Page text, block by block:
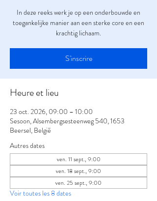
In deze reeks werk je op een onderbouwde en
toegankelijke manier aan een sterke core en een
krachtig lichaam.
S'inscrire
Heure et lieu
23 oct. 2026, 09:00 – 10:00
Sesoon, Alsembergsesteenweg 540, 1653
Beersel, België
Autres dates
ven. 11 sept., 9:00
ven. 18 sept., 9:00
ven. 25 sept., 9:00
Voir toutes les 8 dates